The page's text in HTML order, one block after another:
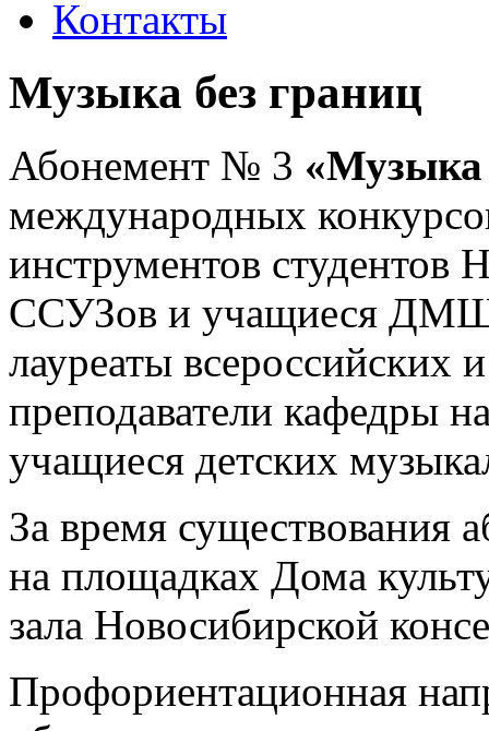
Контакты
Музыка без границ
Абонемент № 3 «Музыка
международных
инструментов студентов
ССУЗов и учащиеся
лауреаты всероссийских
преподаватели кафедры
учащиеся детских
За время существования
на площадках Дома
зала Новосибирской
Профориентационная